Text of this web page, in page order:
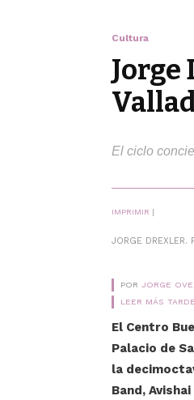
Cultura
Jorge
El ciclo
IMPRIMIR |
JORGE DREXLER.
POR JORGE
LEER MÁS TARDE
El Centro
Palacio de
la
Band,